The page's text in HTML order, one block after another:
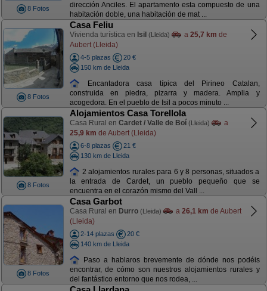
8 Fotos
dirección Anciles. El apartamento esta compuesto de una
habitación doble, una habitación de mat ...
8 Fotos
Casa Feliu
Vivienda turística en Isil (Lleida) a 25,7 km de
Aubert (Lleida)
4-5 plazas
20 €
150 km de Lleida
Encantadora casa típica del Pirineo Catalan,
construida en piedra, pizarra y madera. Amplia y
acogedora. En el pueblo de Isil a pocos minuto ...
8 Fotos
Alojamientos Casa Torellola
Casa Rural en Cardet / Valle de Boí (Lleida)
a
25,9 km de Aubert (Lleida)
6-8 plazas
21 €
130 km de Lleida
2 alojamientos rurales para 6 y 8 personas, situados a
la entrada de Cardet, un pueblo pequeño que se
encuentra en el corazón mismo del Vall ...
8 Fotos
Casa Garbot
Casa Rural en Durro (Lleida) a 26,1 km de Aubert
(Lleida)
2-14 plazas
20 €
140 km de Lleida
Paso a hablaros brevemente de dónde nos podéis
encontrar, de cómo son nuestros alojamientos rurales y
del fantástico entorno que nos rodea, ...